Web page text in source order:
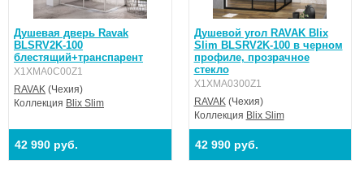
Душевая дверь Ravak
BLSRV2K-100
блестящий+транспарент
X1XMA0C00Z1
RAVAK (Чехия)
Коллекция Blix Slim
42 990 руб.
Душевой угол RAVAK Blix
Slim BLSRV2K-100 в черном
профиле, прозрачное
стекло
X1XMA0300Z1
RAVAK(Чехия)
Коллекция Blix Slim
42 990 руб.